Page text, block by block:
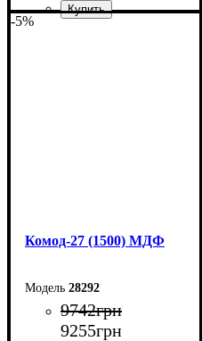
-5%
Комод-27 (1500) МДФ
28292
9742грн
9255грн